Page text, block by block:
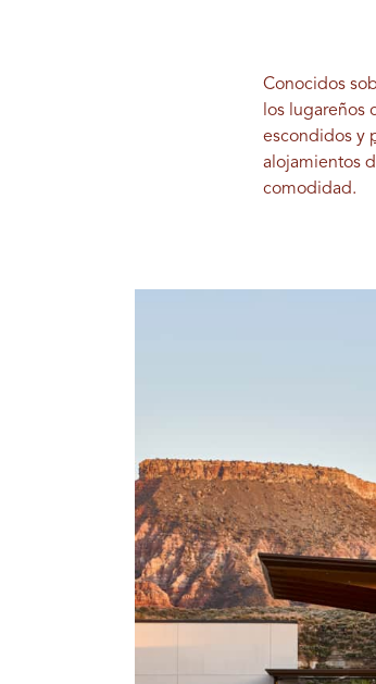
Conocidos
los lugareños
escondidos y
alojamientos
comodidad.